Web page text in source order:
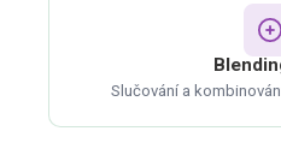
Slučování a